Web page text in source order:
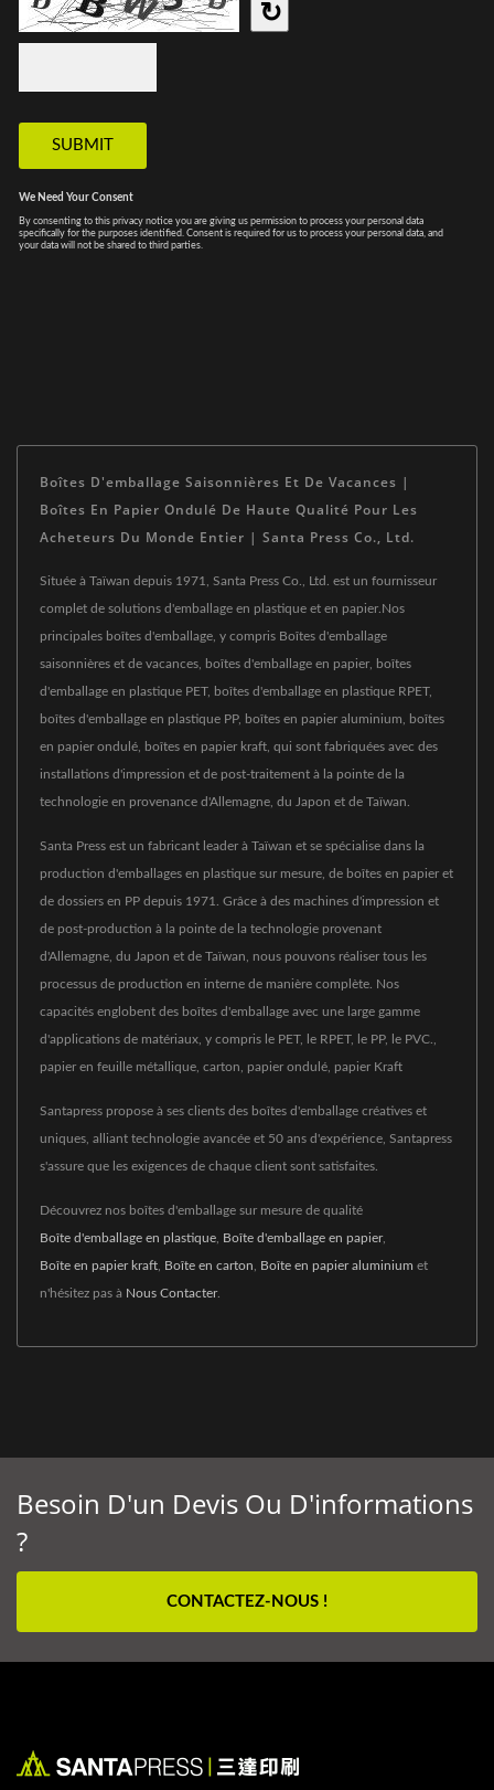
Boîtes D'emballage Saisonnières Et De Vacances |
Boîtes En Papier Ondulé De Haute Qualité Pour Les
Acheteurs Du Monde Entier | Santa Press Co., Ltd.
Située à Taïwan depuis 1971, Santa Press Co., Ltd. est un fournisseur
complet de solutions d'emballage en plastique et en papier.Nos
principales boîtes d'emballage, y compris Boîtes d'emballage
saisonnières et de vacances, boîtes d'emballage en papier, boîtes
d'emballage en plastique PET, boîtes d'emballage en plastique RPET,
boîtes d'emballage en plastique PP, boîtes en papier aluminium, boîtes
en papier ondulé, boîtes en papier kraft, qui sont fabriquées avec des
installations d'impression et de post-traitement à la pointe de la
technologie en provenance d'Allemagne, du Japon et de Taïwan.
Santa Press est un fabricant leader à Taïwan et se spécialise dans la
production d'emballages en plastique sur mesure, de boîtes en papier et
de dossiers en PP depuis 1971. Grâce à des machines d'impression et
de post-production à la pointe de la technologie provenant
d'Allemagne, du Japon et de Taïwan, nous pouvons réaliser tous les
processus de production en interne de manière complète. Nos
capacités englobent des boîtes d'emballage avec une large gamme
d'applications de matériaux, y compris le PET, le RPET, le PP, le PVC.,
papier en feuille métallique, carton, papier ondulé, papier Kraft
Santapress propose à ses clients des boîtes d'emballage créatives et
uniques, alliant technologie avancée et 50 ans d'expérience, Santapress
s'assure que les exigences de chaque client sont satisfaites.
Découvrez nos boîtes d'emballage sur mesure de qualité
Boîte d'emballage en plastique Boîte d'emballage en papier,
Boîte en papier kraft Boîte en carton Boîte en papier aluminium et
n'hésitez pas à Nous Contacter.
Besoin D'un Devis Ou D'informations
?
CONTACTEZ-NOUS !